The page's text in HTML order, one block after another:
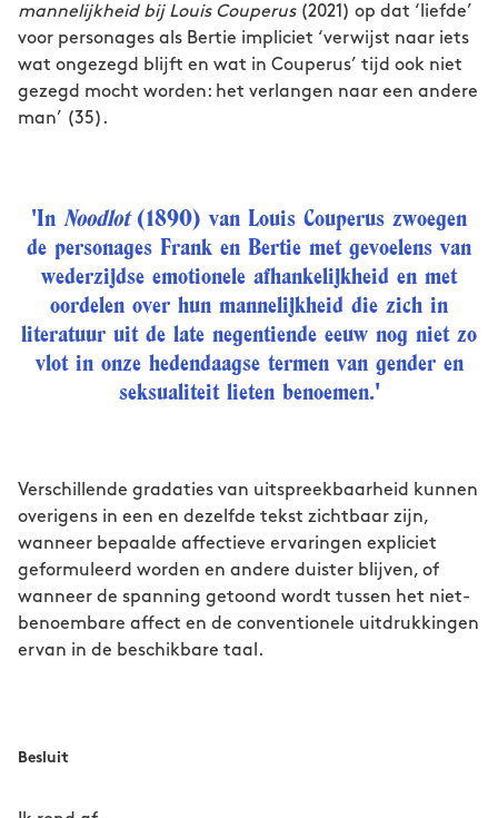
mannelijkheid bij Louis Couperus(2021) op dat ‘liefde’
voor personages als Bertie impliciet ‘verwijst naar iets
wat ongezegd blijft en wat in Couperus’ tijd ook niet
gezegd mocht worden: het verlangen naar een andere
man’ (35).
'In Noodlot(1890) van Louis Couperus zwoegen
de personages Frank en Bertie met gevoelens van
wederzijdse emotionele afhankelijkheid en met
oordelen over hun mannelijkheid die zich in
literatuur uit de late negentiende eeuw nog niet zo
vlot in onze hedendaagse termen van gender en
seksualiteit lieten benoemen.'
Verschillende gradaties van uitspreekbaarheid kunnen
overigens in een en dezelfde tekst zichtbaar zijn,
wanneer bepaalde affectieve ervaringen expliciet
geformuleerd worden en andere duister blijven, of
wanneer de spanning getoond wordt tussen het niet-
benoembare affect en de conventionele uitdrukkingen
ervan in de beschikbare taal.
Besluit